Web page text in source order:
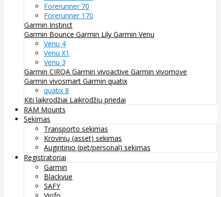
Forerunner 70
Forerunner 170
Garmin Instinct
Garmin Bounce Garmin Lily Garmin Venu
Venu 4
Venu X1
Venu 3
Garmin CIRQA Garmin vivoactive Garmin vivomove
Garmin vivosmart Garmin quatix
quatix 8
Kiti laikrodžiai Laikrodžių priedai
RAM Mounts
Sekimas
Transporto sekimas
Krovinių (asset) sekimas
Augintinio (pet/personal) sekimas
Registratoriai
Garmin
Blackvue
SAFY
Viofo